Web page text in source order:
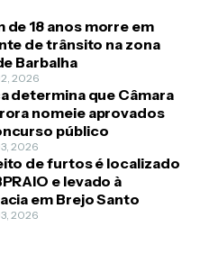
de 18 anos morre em
de trânsito na zona
Barbalha
2026
determina que Câmara
nomeie aprovados
público
2026
de furtos é localizado
e levado à
em Brejo Santo
2026